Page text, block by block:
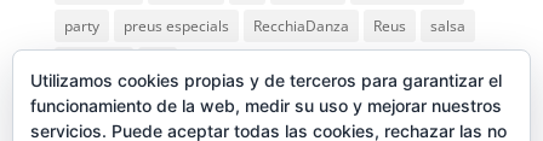
party
preus especials RecchiaDanza Reus
salsa
Utilizamos cookies propias y de terceros para garantizar el
funcionamiento de la web, medir su uso y mejorar nuestros
servicios. Puede aceptar todas las cookies, rechazar las no